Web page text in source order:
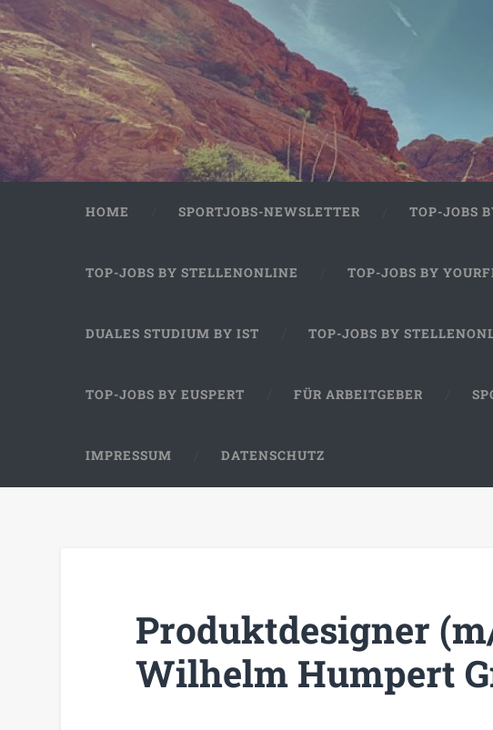
HOME SPORTJOBS-NEWSLETTER TOP-JOBS
TOP-JOBS BY STELLENONLINE TOP-JOBS BY
DUALES STUDIUM BY IST TOP-JOBS BY
TOP-JOBS BY EUSPERT FÜR ARBEITGEBER
IMPRESSUM DATENSCHUTZ
Produktdesigner
Wilhelm Humpert